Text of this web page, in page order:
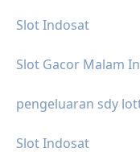
Slot Indosat
Slot Gacor Malam
pengeluaran sdy
Slot Indosat